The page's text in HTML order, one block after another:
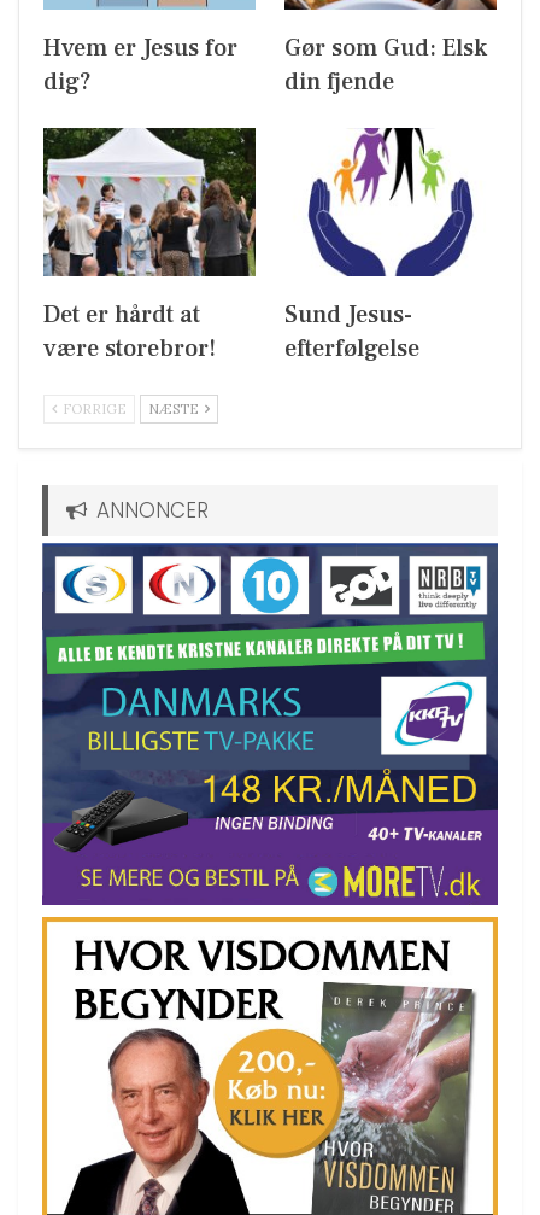
Hvem er Jesus for
dig?
Gør som Gud: Elsk
din fjende
Det er hårdt at
være storebror!
Sund Jesus-
efterfølgelse
FORRIGE NÆSTE
ANNONCER